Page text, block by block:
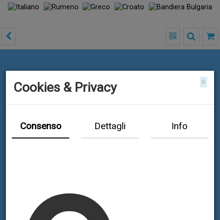
×
Cookies & Privacy
Consenso Dettagli Info